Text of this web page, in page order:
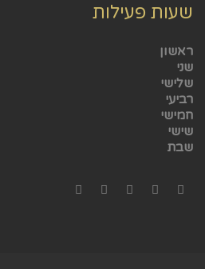
שעות פעילות
ראשון
שני
שלישי
רביעי
חמישי
שישי
שבת